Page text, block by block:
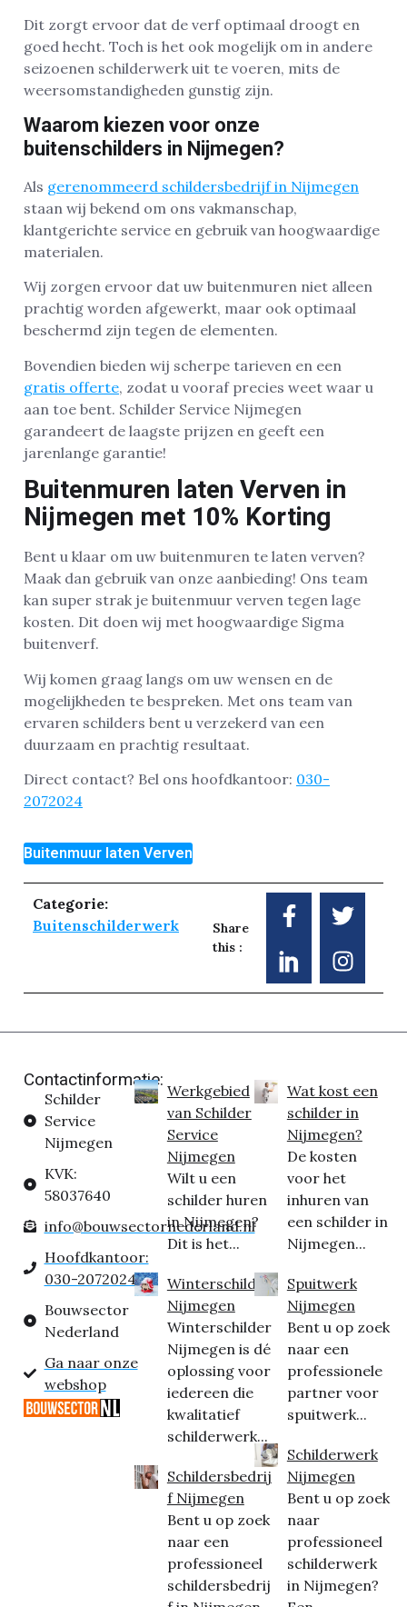
Dit zorgt ervoor dat de verf optimaal droogt en
goed hecht. Toch is het ook mogelijk om in andere
seizoenen schilderwerk uit te voeren, mits de
weersomstandigheden gunstig zijn.
Waarom kiezen voor onze
buitenschilders in Nijmegen?
Als gerenommeerd schildersbedrijf in Nijmegen
staan wij bekend om ons vakmanschap,
klantgerichte service en gebruik van hoogwaardige
materialen.
Wij zorgen ervoor dat uw buitenmuren niet alleen
prachtig worden afgewerkt, maar ook optimaal
beschermd zijn tegen de elementen.
Bovendien bieden wij scherpe tarieven en een
gratis offerte, zodat u vooraf precies weet waar u
aan toe bent. Schilder Service Nijmegen
garandeert de laagste prijzen en geeft een
jarenlange garantie!
Buitenmuren laten Verven in
Nijmegen met 10% Korting
Bent u klaar om uw buitenmuren te laten verven?
Maak dan gebruik van onze aanbieding! Ons team
kan super strak je buitenmuur verven tegen lage
kosten. Dit doen wij met hoogwaardige Sigma
buitenverf.
Wij komen graag langs om uw wensen en de
mogelijkheden te bespreken. Met ons team van
ervaren schilders bent u verzekerd van een
duurzaam en prachtig resultaat.
Direct contact? Bel ons hoofdkantoor: 030-
2072024
Buitenmuur laten Verven
Categorie:
Buitenschilderwerk
Share
this :
Contactinformatie:
Schilder
Service
Nijmegen
KVK:
58037640
info@bouwsectornederland.nl
Hoofdkantoor:
030-2072024
Bouwsector
Nederland
Ga naar onze
webshop
Werkgebied
van Schilder
Service
Nijmegen
Wilt u een
schilder huren
in Nijmegen?
Dit is het...
Winterschilder
Nijmegen
Winterschilder
Nijmegen is dé
oplossing voor
iedereen die
kwalitatief
schilderwerk...
Schildersbedrij
f Nijmegen
Bent u op zoek
naar een
professioneel
schildersbedrij
Wat kost een
schilder in
Nijmegen?
De kosten
voor het
inhuren van
een schilder in
Nijmegen...
Spuitwerk
Nijmegen
Bent u op zoek
naar een
professionele
partner voor
spuitwerk...
Schilderwerk
Nijmegen
Bent u op zoek
naar
professioneel
schilderwerk
in Nijmegen?